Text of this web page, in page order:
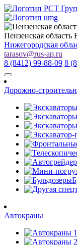
Пензенская область
Нижегородская
tarasov@rus-ap.ru
8 (8412) 99-88-09 8
Дорожно-
Автокраны